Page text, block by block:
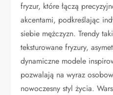
fryzur, które łączą
akcentami, podkreślając
siebie mężczyzn. Trendy
teksturowane fryzury,
dynamiczne modele
pozwalają na wyraz
nowoczesny styl życia.